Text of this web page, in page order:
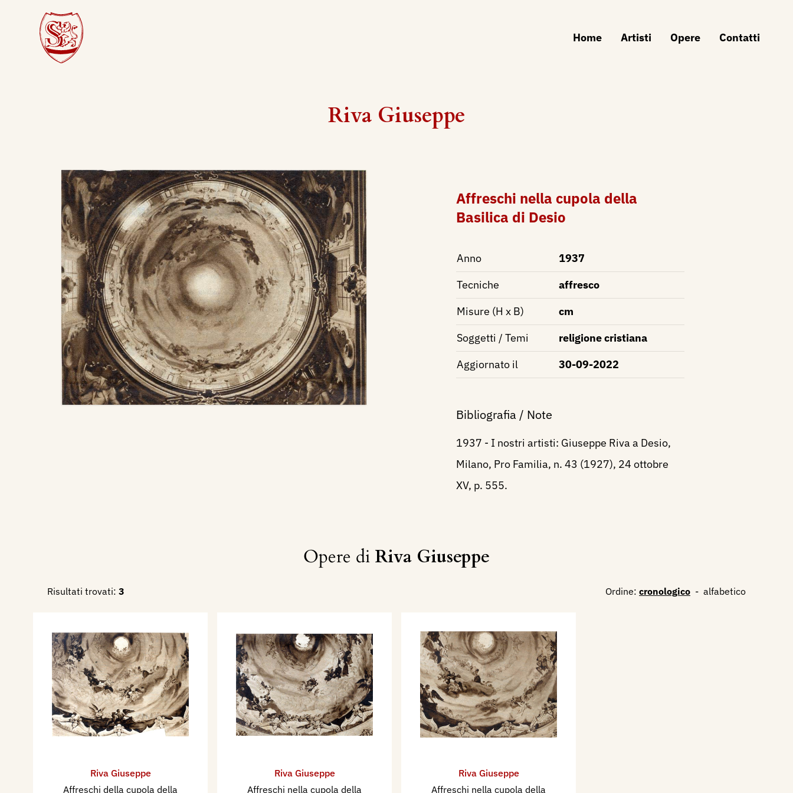
Home Artisti Opere Contatti
Riva Giuseppe
Affreschi nella cupola della
Basilica di Desio
Anno
1937
Tecniche
affresco
Misure (H x B)
cm
Soggetti / Temi
religione cristiana
Aggiornato il
30-09-2022
Bibliografia / Note
1937 - I nostri artisti: Giuseppe Riva a Desio,
Milano, Pro Familia, n. 43 (1927), 24 ottobre
XV, p. 555.
Opere di Riva Giuseppe
Risultati trovati: 3 Ordine: cronologico - alfabetico
Riva Giuseppe
Affreschi della cupola della
Riva Giuseppe
Affreschi nella cupola della
Riva Giuseppe
Affreschi nella cupola della